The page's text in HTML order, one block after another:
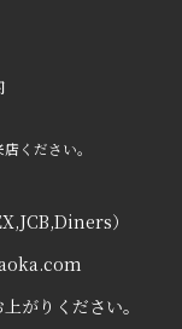
ください。
）
がりください。